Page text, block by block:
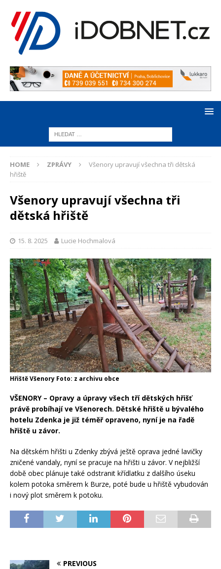
HOME ZPRÁVY
Všenory upravují všechna tři dětská
hřiště
Všenory upravují všechna tři
dětská hřiště
15. 8. 2025 Lucie Hochmalová
Hřiště Všenory Foto: z archivu obce
VŠENORY – Opravy a úpravy všech tří dětských hřišť
právě probíhají ve Všenorech. Dětské hřiště u bývalého
hotelu Zdenka je již téměř opraveno, nyní je na řadě
hřiště u závor.
Na dětském hřišti u Zdenky zbývá ještě oprava jedné lavičky
zničené vandaly, nyní se pracuje na hřišti u závor. V nejbližší
době obec plánuje také odstranit křídlatku z dalšího úseku
kolem potoka směrem k Burze, poté bude u hřiště vybudován
i nový plot směrem k potoku.
PREVIOUS